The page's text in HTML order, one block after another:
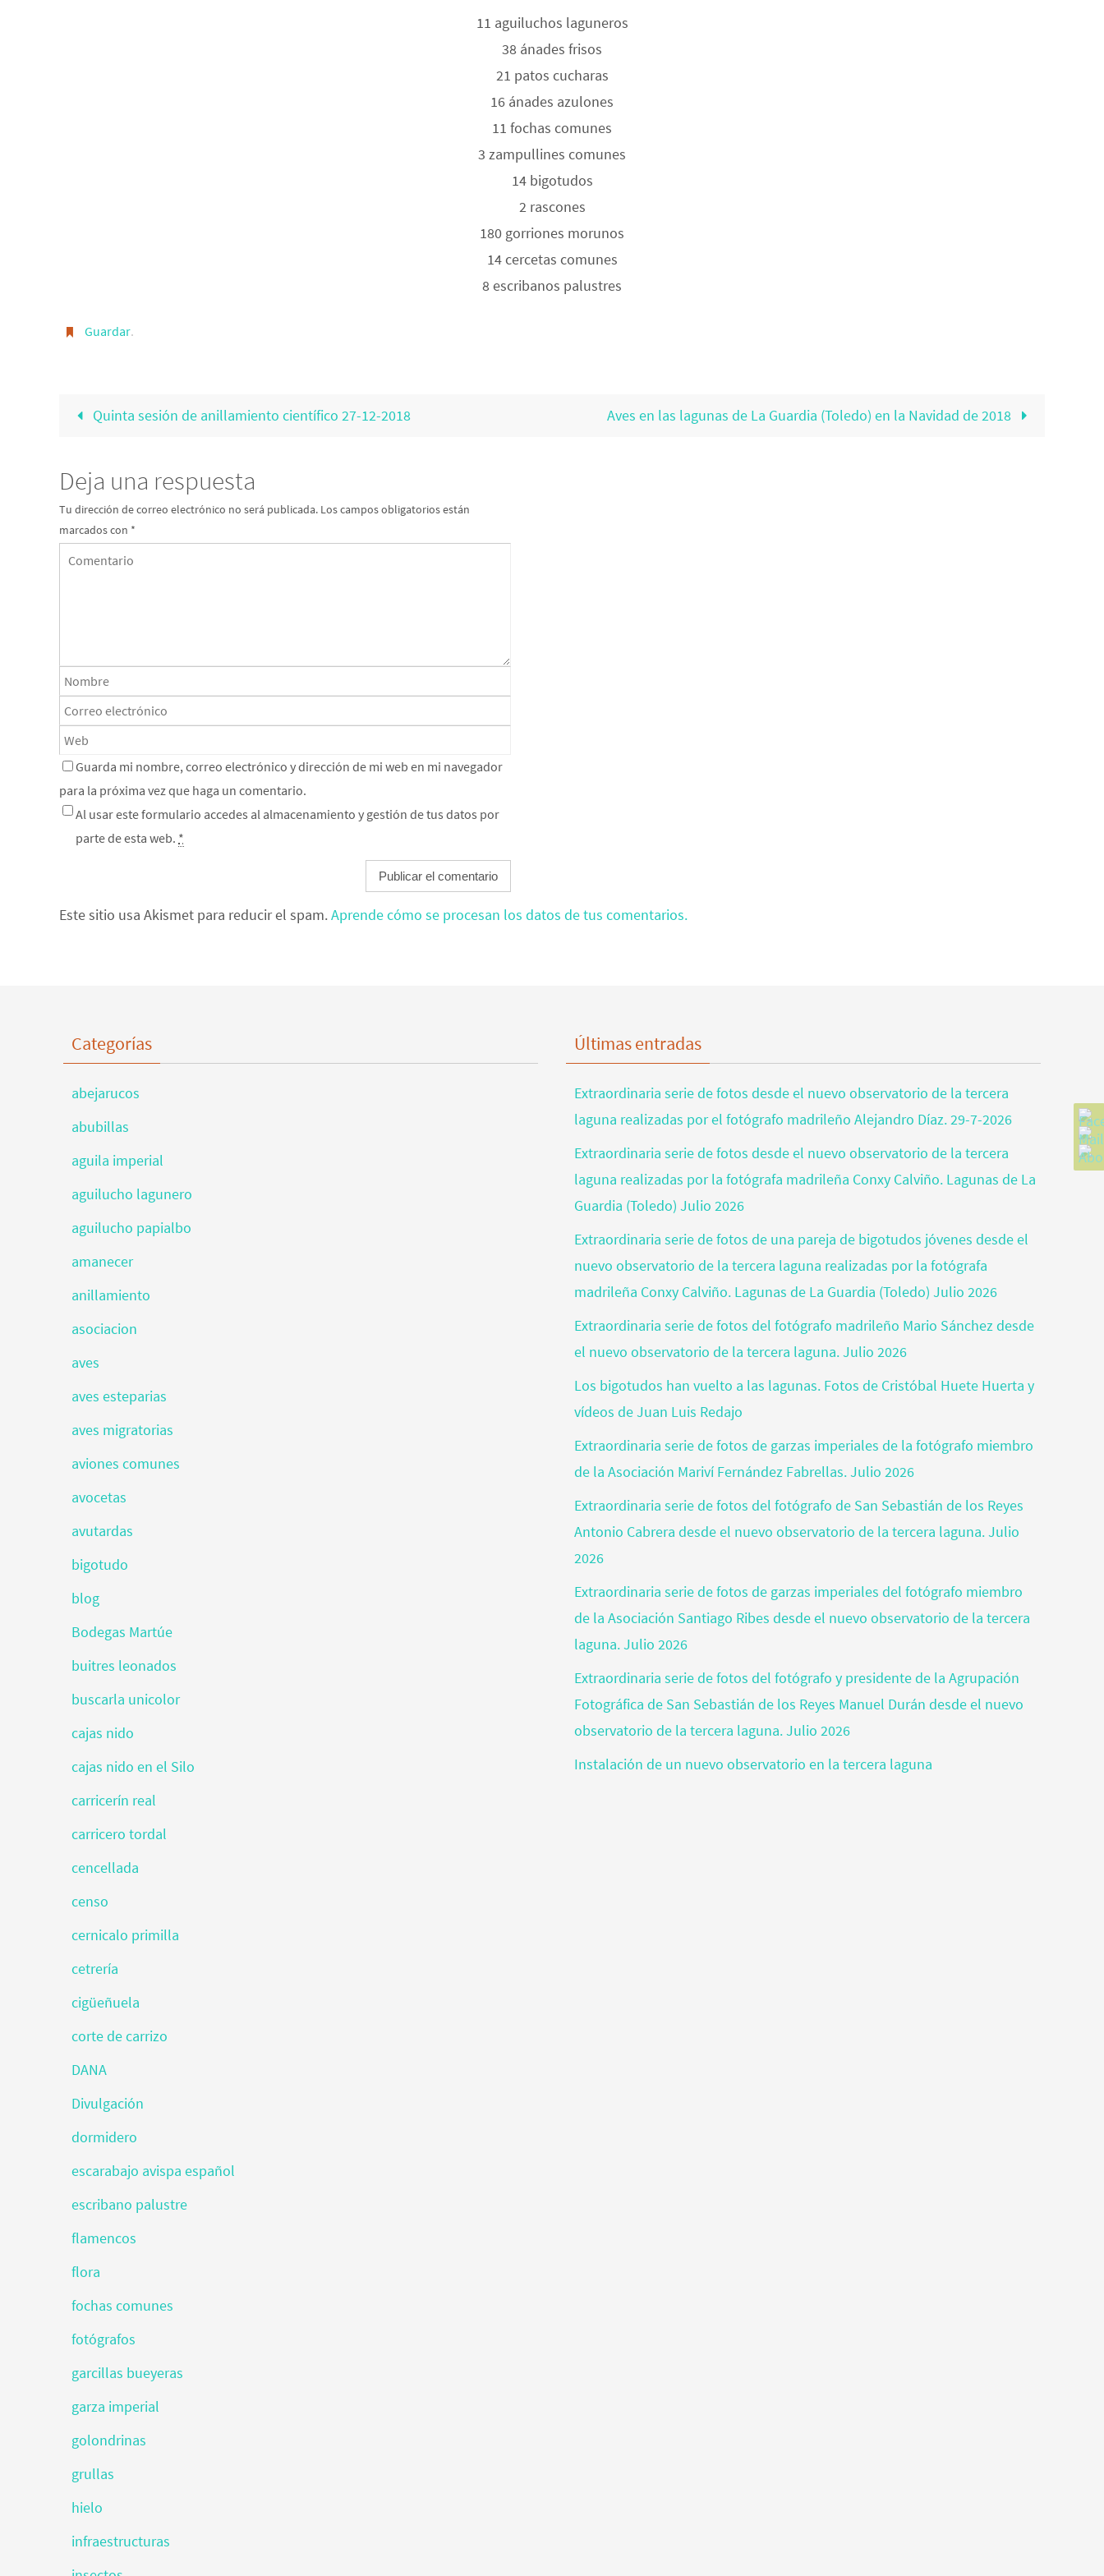
11 aguiluchos laguneros
38 ánades frisos
21 patos cucharas
16 ánades azulones
11 fochas comunes
3 zampullines comunes
14 bigotudos
2 rascones
180 gorriones morunos
14 cercetas comunes
8 escribanos palustres
Guardar.
Quinta sesión de anillamiento científico 27-12-2018 Aves en las lagunas de La Guardia (Toledo) en la Navidad de 2018
Deja una respuesta
Tu dirección de correo electrónico no será publicada. Los campos obligatorios están
marcados con *
Guarda mi nombre, correo electrónico y dirección de mi web en mi navegador
para la próxima vez que haga un comentario.
Al usar este formulario accedes al almacenamiento y gestión de tus datos por
parte de esta web. *
Este sitio usa Akismet para reducir el spam.Aprende cómo se procesan los datos de tus comentarios.
Categorías
abejarucos
abubillas
aguila imperial
aguilucho lagunero
aguilucho papialbo
amanecer
anillamiento
asociacion
aves
aves esteparias
aves migratorias
aviones comunes
avocetas
avutardas
bigotudo
blog
Bodegas Martúe
buitres leonados
buscarla unicolor
cajas nido
cajas nido en el Silo
carricerín real
carricero tordal
cencellada
censo
cernicalo primilla
cetrería
cigüeñuela
corte de carrizo
DANA
Divulgación
dormidero
escarabajo avispa español
escribano palustre
flamencos
flora
fochas comunes
fotógrafos
garcillas bueyeras
garza imperial
golondrinas
grullas
hielo
infraestructuras
Últimas entradas
Extraordinaria serie de fotos desde el nuevo observatorio de la tercera
laguna realizadas por el fotógrafo madrileño Alejandro Díaz. 29-7-2026
Extraordinaria serie de fotos desde el nuevo observatorio de la tercera
laguna realizadas por la fotógrafa madrileña Conxy Calviño. Lagunas de La
Guardia (Toledo) Julio 2026
Extraordinaria serie de fotos de una pareja de bigotudos jóvenes desde el
nuevo observatorio de la tercera laguna realizadas por la fotógrafa
madrileña Conxy Calviño. Lagunas de La Guardia (Toledo) Julio 2026
Extraordinaria serie de fotos del fotógrafo madrileño Mario Sánchez desde
el nuevo observatorio de la tercera laguna. Julio 2026
Los bigotudos han vuelto a las lagunas. Fotos de Cristóbal Huete Huerta y
vídeos de Juan Luis Redajo
Extraordinaria serie de fotos de garzas imperiales de la fotógrafo miembro
de la Asociación Mariví Fernández Fabrellas. Julio 2026
Extraordinaria serie de fotos del fotógrafo de San Sebastián de los Reyes
Antonio Cabrera desde el nuevo observatorio de la tercera laguna. Julio
2026
Extraordinaria serie de fotos de garzas imperiales del fotógrafo miembro
de la Asociación Santiago Ribes desde el nuevo observatorio de la tercera
laguna. Julio 2026
Extraordinaria serie de fotos del fotógrafo y presidente de la Agrupación
Fotográfica de San Sebastián de los Reyes Manuel Durán desde el nuevo
observatorio de la tercera laguna. Julio 2026
Instalación de un nuevo observatorio en la tercera laguna